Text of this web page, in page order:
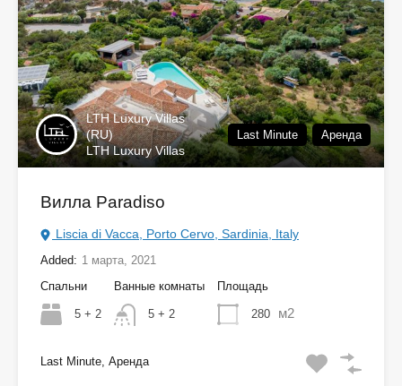
LTH Luxury Villas
(RU)
LTH Luxury Villas
Last Minute Аренда
Вилла Paradiso
Liscia di Vacca, Porto Cervo, Sardinia, Italy
Added: 1 марта, 2021
Спальни
5 + 2
Ванные комнаты
5 + 2
Площадь
280 м2
Last Minute, Аренда